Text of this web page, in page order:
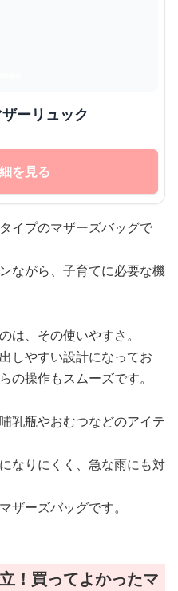
ーリュック
を見る
イプのマザーズバッグで
ながら、子育てに必要な機
は、その使いやすさ。
しやすい設計になってお
の操作もスムーズです。
乳瓶やおむつなどのアイテ
なりにくく、急な雨にも対
ザーズバッグです。
！買ってよかったマ